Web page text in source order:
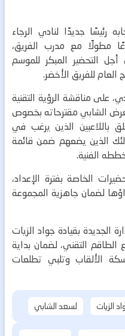
رئيسًا جديدًا لنادي الرجاء
مطولًا مع مدرب الفريق،
التحضير المبكر للموسم
العام للفريق الأخضر.
على مناقشة الرؤية التقنية
الشابي مقترحاته بخصوص
باللاعبين الذين يرغب في
الذين يضعهم ضمن قائمة
الفنية.
الخاصة بفترة الإعداد،
لضمان جاهزية المجموعة
الجديدة بقيادة جواد الزيات
التقني، لضمان بداية
الألقاب وتلبي تطلعات
الزيات لسعد الشابي